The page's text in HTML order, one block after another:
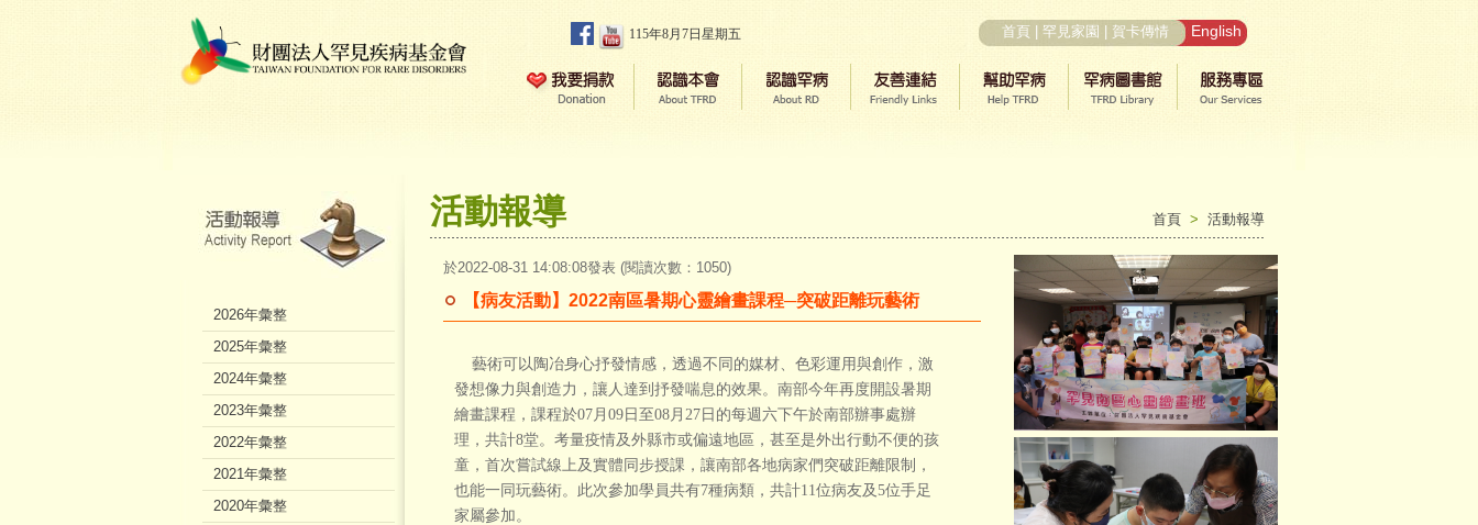
115年8月7日星期五 首頁 罕見家園 賀卡傳情 English
活動報導 首頁 > 活動報導
於2022-08-31 14:08:08發表 (閱讀次數：1050)
【病友活動】2022南區暑期心靈繪畫課程─突破距離玩藝術
藝術可以陶冶身心抒發情感，透過不同的媒材、色彩運用與創作，激
發想像力與創造力，讓人達到抒發喘息的效果。南部今年再度開設暑期
繪畫課程，課程於07月09日至08月27日的每週六下午於南部辦事處辦
理，共計8堂。考量疫情及外縣市或偏遠地區，甚至是外出行動不便的孩
童，首次嘗試線上及實體同步授課，讓南部各地病家們突破距離限制，
也能一同玩藝術。此次參加學員共有7種病類，共計11位病友及5位手足
家屬參加。
2026年彙整
2025年彙整
2024年彙整
2023年彙整
2022年彙整
2021年彙整
2020年彙整